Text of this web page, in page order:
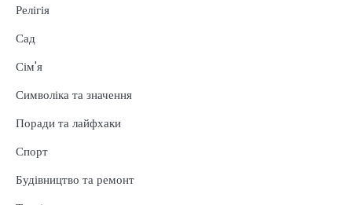
Релігія
Сад
Сім'я
Символіка та значення
Поради та лайфхаки
Спорт
Будівництво та ремонт